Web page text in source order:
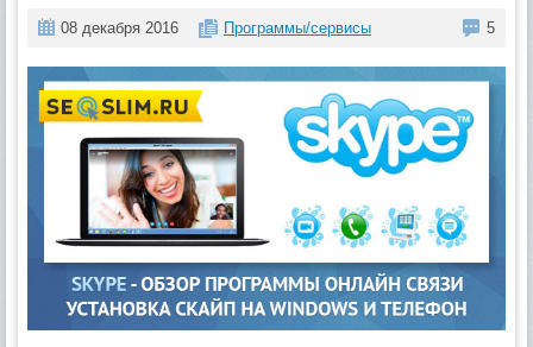
08 декабря 2016 Программы/сервисы 5